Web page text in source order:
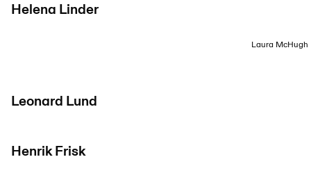
Helena Linder
Laura McHugh
Leonard Lund
Henrik Frisk